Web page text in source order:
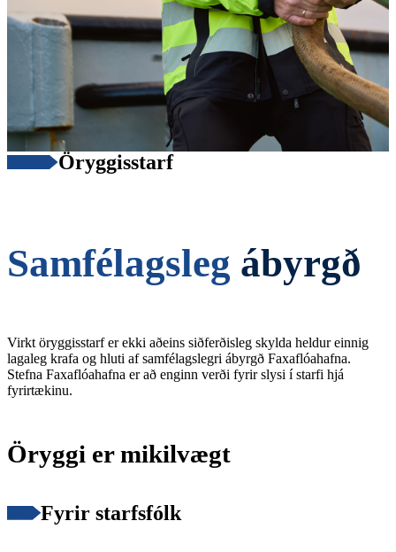
Öryggisstarf
Samfélagsleg ábyrgð
Virkt öryggisstarf er ekki aðeins siðferðisleg skylda heldur einnig
lagaleg krafa og hluti af samfélagslegri ábyrgð Faxaflóahafna.
Stefna Faxaflóahafna er að enginn verði fyrir slysi í starfi hjá
fyrirtækinu.
Öryggi er mikilvægt
Fyrir starfsfólk